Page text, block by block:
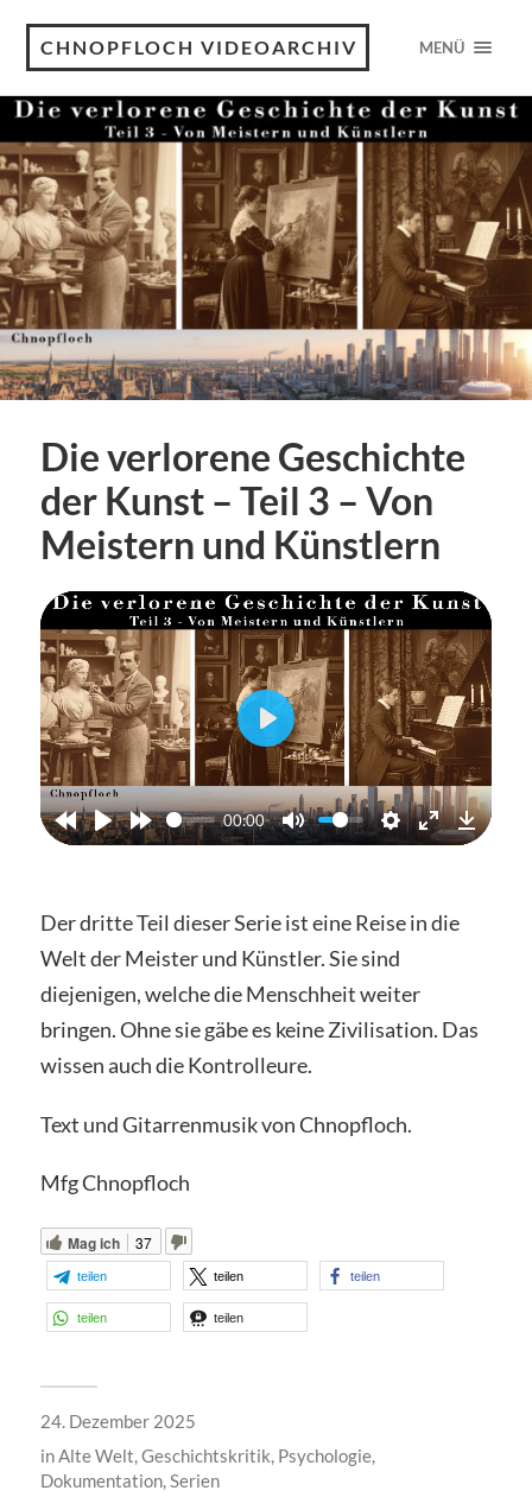
CHNOPFLOCH VIDEOARCHIV MENÜ
Die verlorene Geschichte
der Kunst – Teil 3 – Von
Meistern und Künstlern
00:00
Abspielen
Der dritte Teil dieser Serie ist eine Reise in die
Welt der Meister und Künstler. Sie sind
diejenigen, welche die Menschheit weiter
bringen. Ohne sie gäbe es keine Zivilisation. Das
wissen auch die Kontrolleure.
Text und Gitarrenmusik von Chnopfloch.
Mfg Chnopfloch
Mag ich 37
teilen teilen teilen
teilen teilen
24. Dezember 2025
inAlte Welt,Geschichtskritik, Psychologie,
Dokumentation,Serien